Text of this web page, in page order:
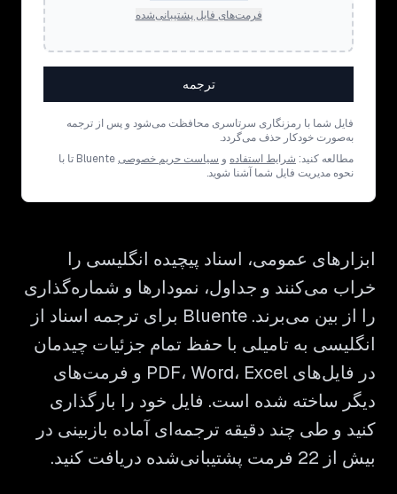
فرمت‌های فایل پشتیبانی‌شده
ترجمه
فایل شما با رمزنگاری سرتاسری محافظت می‌شود و پس از ترجمه
به‌صورت خودکار حذف می‌گردد.
مطالعه کنید: شرایط استفاده و سیاست حریم خصوصی
Bluente تا با
نحوه مدیریت فایل شما آشنا شوید.
ابزارهای عمومی، اسناد پیچیده انگلیسی را
خراب می‌کنند و جداول، نمودارها و شماره‌گذاری
را از بین می‌برند. Bluente برای ترجمه اسناد از
انگلیسی به تامیلی با حفظ تمام جزئیات چیدمان
در فایل‌های PDF، Word، Excel و فرمت‌های
دیگر ساخته شده است. فایل خود را بارگذاری
کنید و طی چند دقیقه ترجمه‌ای آماده بازبینی در
بیش از 22 فرمت پشتیبانی‌شده دریافت کنید.